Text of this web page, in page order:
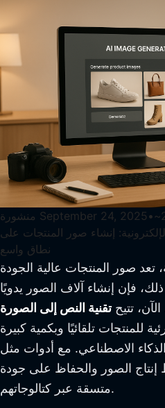
منشورة September 24, 2025 • ~
إنشاء صور المنتجات على
نطاق واسع
تعد صور المنتجات عالية الجودة
فإن إنشاء آلاف الصور يدويًا
تتيحتقنية النص إلى الصورة
للمنتجات تلقائيًا وبكمية كبيرة
إنتاج الصور والحفاظ على جودة
متسقة عبر كتالوجاتهم.